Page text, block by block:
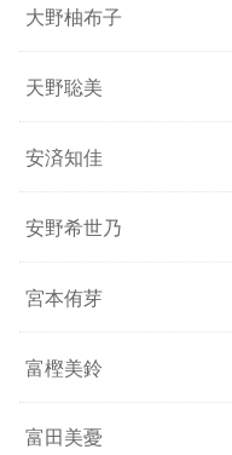
大野柚布子
天野聡美
安済知佳
安野希世乃
宮本侑芽
富樫美鈴
富田美憂